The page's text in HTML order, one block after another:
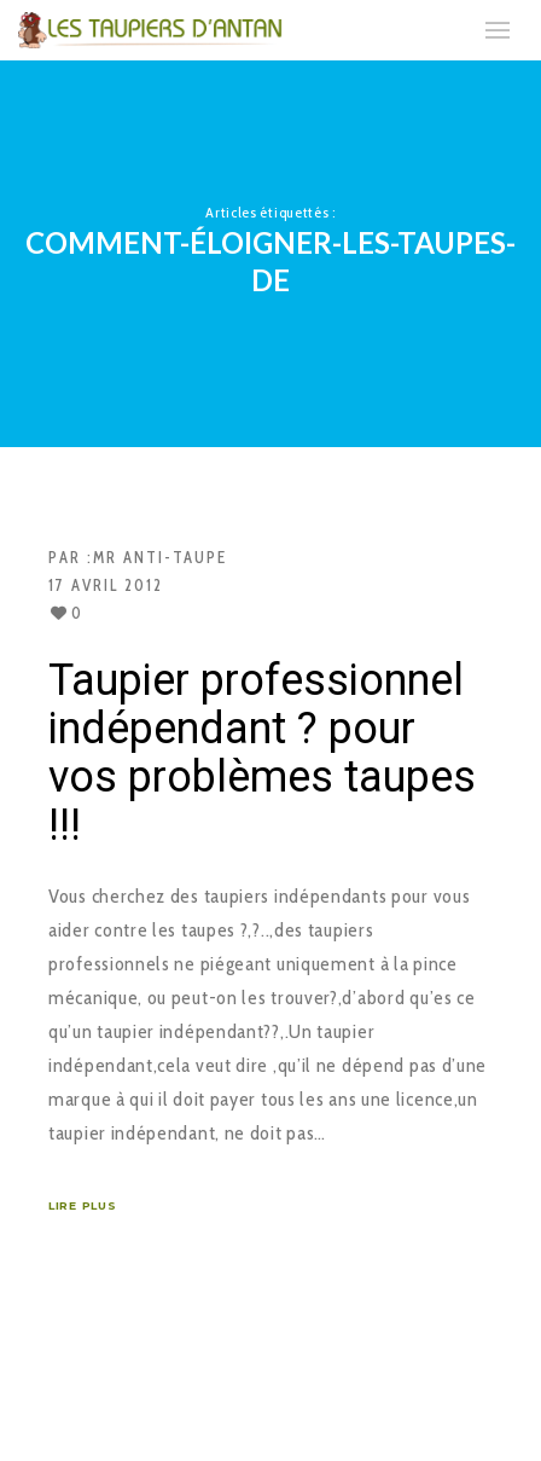
Articles étiquettés :
COMMENT-ÉLOIGNER-LES-TAUPES-
DE
PAR :MR ANTI-TAUPE
17 AVRIL 2012
0
Taupier professionnel
indépendant ? pour
vos problèmes taupes
!!!
Vous cherchez des taupiers indépendants pour vous
aider contre les taupes ?,?..,des taupiers
professionnels ne piégeant uniquement à la pince
mécanique, ou peut-on les trouver?,d’abord qu’es ce
qu’un taupier indépendant??,.Un taupier
indépendant,cela veut dire ,qu’il ne dépend pas d’une
marque à qui il doit payer tous les ans une licence,un
taupier indépendant, ne doit pas…
LIRE PLUS